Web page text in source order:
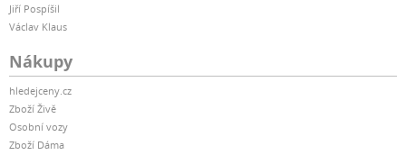
Jiří Pospíšil
Václav Klaus
Nákupy
hledejceny.cz
Zboží Živě
Osobní vozy
Zboží Dáma